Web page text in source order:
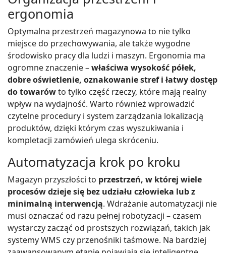
ergonomia
Optymalna przestrzeń magazynowa to nie tylko
miejsce do przechowywania, ale także wygodne
środowisko pracy dla ludzi i maszyn. Ergonomia ma
ogromne znaczenie –właściwa wysokość półek,
dobre oświetlenie, oznakowanie stref i łatwy dostęp
do towarówto tylko część rzeczy, które mają realny
wpływ na wydajność. Warto również wprowadzić
czytelne procedury i system zarządzania lokalizacją
produktów, dzięki którym czas wyszukiwania i
kompletacji zamówień ulega skróceniu.
Automatyzacja krok po kroku
Magazyn przyszłości to przestrzeń, w której wiele
procesów dzieje się bez udziału człowieka lub z
minimalną interwencją. Wdrażanie automatyzacji nie
musi oznaczać od razu pełnej robotyzacji – czasem
wystarczy zacząć od prostszych rozwiązań, takich jak
systemy WMS czy przenośniki taśmowe. Na bardziej